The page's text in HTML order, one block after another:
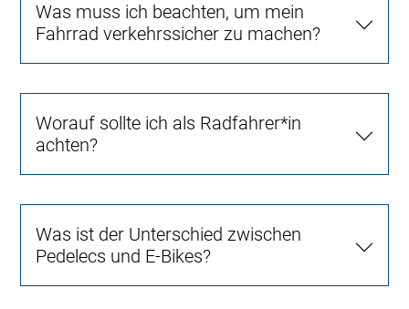
Was muss ich beachten, um mein
Fahrrad verkehrssicher zu machen?
Worauf sollte ich als Radfahrer*in
achten?
Was ist der Unterschied zwischen
Pedelecs und E-Bikes?